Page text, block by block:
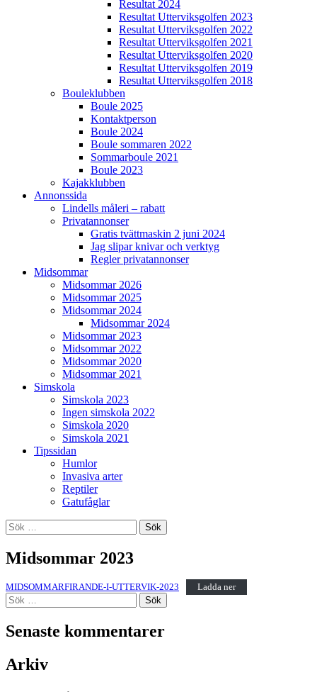
Resultat 2024
Resultat Utterviksgolfen 2023
Resultat Utterviksgolfen 2022
Resultat Utterviksgolfen 2021
Resultat Utterviksgolfen 2020
Resultat Utterviksgolfen 2019
Resultat Utterviksgolfen 2018
Bouleklubben
Boule 2025
Kontaktperson
Boule 2024
Boule sommaren 2022
Sommarboule 2021
Boule 2023
Kajakklubben
Annonssida
Lindells måleri – rabatt
Privatannonser
Gratis tvättmaskin 2 juni 2024
Jag slipar knivar och verktyg
Regler privatannonser
Midsommar
Midsommar 2026
Midsommar 2025
Midsommar 2024
Midsommar 2024
Midsommar 2023
Midsommar 2022
Midsommar 2020
Midsommar 2021
Simskola
Simskola 2023
Ingen simskola 2022
Simskola 2020
Simskola 2021
Tipssidan
Humlor
Invasiva arter
Reptiler
Gatufåglar
Sök
efter:
Midsommar 2023
MIDSOMMARFIRANDE-I-UTTERVIK-2023 Ladda ner
Sök
efter:
Senaste kommentarer
Arkiv